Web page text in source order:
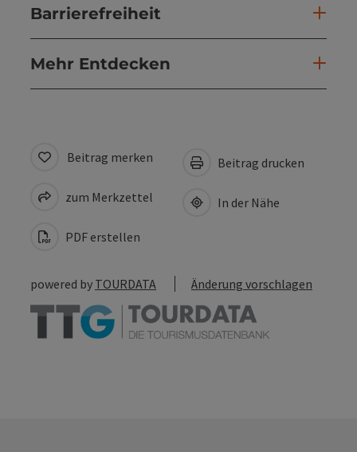
Barrierefreiheit
Mehr Entdecken
Beitrag merken
zum Merkzettel
PDF erstellen
Beitrag drucken
In der Nähe
powered by TOURDATA Änderung vorschlagen